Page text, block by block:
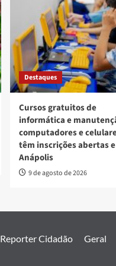
Destaques
Cursos gratuitos de
informática e
computadores e
têm inscrições abertas
Anápolis
9 de agosto de 2026
Reporter Cidadão Geral